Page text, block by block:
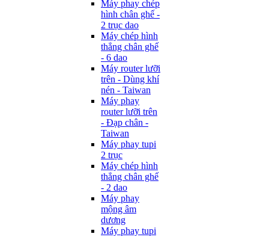
Máy phay chép
hình chân ghế -
2 trục dao
Máy chép hình
thẳng chân ghế
- 6 dao
Máy router lưỡi
trên - Dùng khí
nén - Taiwan
Máy phay
router lưỡi trên
- Đạp chân -
Taiwan
Máy phay tupi
2 trục
Máy chép hình
thẳng chân ghế
- 2 dao
Máy phay
mộng âm
dương
Máy phay tupi